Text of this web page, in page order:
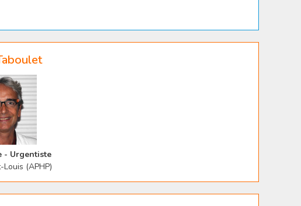
- Urgentiste
(APHP)